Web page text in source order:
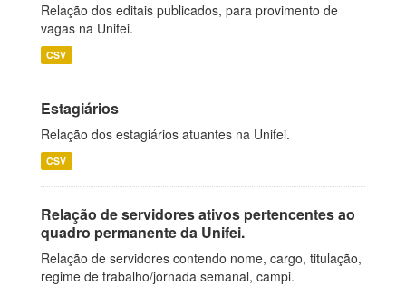
Relação dos editais publicados, para provimento de
vagas na Unifei.
CSV
Estagiários
Relação dos estagiários atuantes na Unifei.
CSV
Relação de servidores ativos pertencentes ao
quadro permanente da Unifei.
Relação de servidores contendo nome, cargo, titulação,
regime de trabalho/jornada semanal, campi.